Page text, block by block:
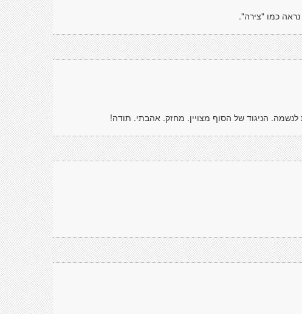
כמו "צירה".
הניגוד של הסוף מצויין. מחזק. אהבתי. תודה!